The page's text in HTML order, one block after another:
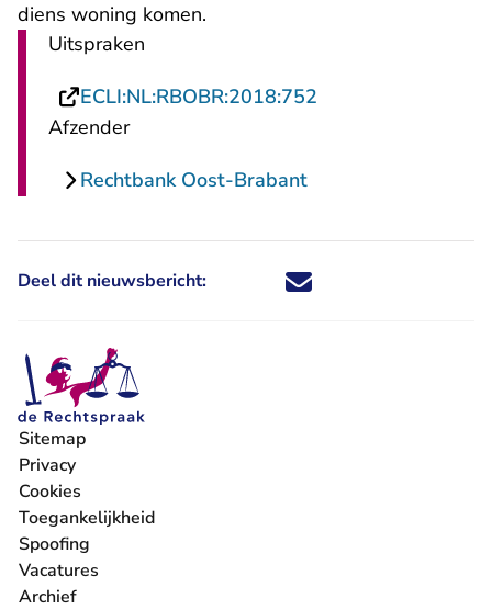
diens woning komen.
Uitspraken
ECLI:NL:RBOBR:2018:752
Afzender
Rechtbank Oost-Brabant
Deel dit nieuwsbericht: Deel dit nieuwsbericht via X -
Deel dit nieuwsbericht via
Deel dit nieuwsbericht
Deel dit
Sitemap
Privacy
Cookies
Toegankelijkheid
Spoofing
Vacatures
- U verlaat Rechtspraak.nl
Archief